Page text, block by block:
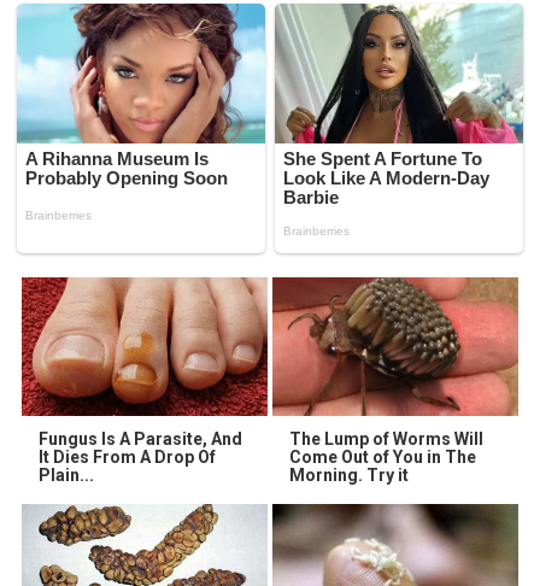
Fungus Is A Parasite, And
It Dies From A Drop Of
Plain...
The Lump of Worms Will
Come Out of You in The
Morning. Try it